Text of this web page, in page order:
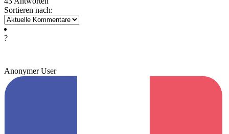
Sortieren nach:
?
Anonymer User